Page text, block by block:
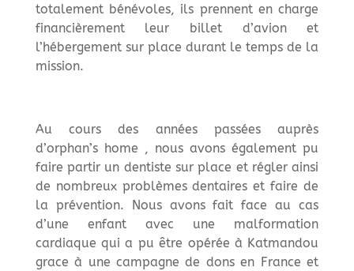
totalement bénévoles, ils prennent en charge
financièrement leur billet d’avion et
l’hébergement sur place durant le temps de la
mission.
Au cours des années passées auprès
d’orphan’s home , nous avons également pu
faire partir un dentiste sur place et régler ainsi
de nombreux problèmes dentaires et faire de
la prévention. Nous avons fait face au cas
d’une enfant avec une malformation
cardiaque qui a pu être opérée à Katmandou
grace à une campagne de dons en France et